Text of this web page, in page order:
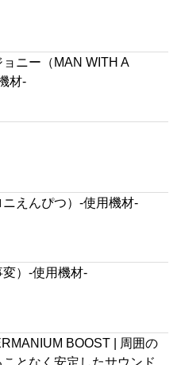
ニー（MAN WITH A
材-
えんぴつ）-使用機材-
）-使用機材-
BOOST | 周囲の
となく安定したサウンド